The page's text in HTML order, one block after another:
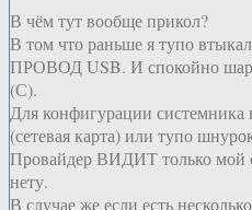
В чём тут вообще прикол?
В том что раньше я тупо
ПРОВОД USB. И спокойно
(С).
Для конфигурации
(сетевая карта) или тупо
Провайдер ВИДИТ только мой
нету.
В случае же если есть